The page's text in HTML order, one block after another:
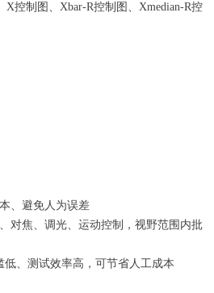
控制图、Xbar-R控制图、Xmedian-R控
、避免人为误差
对焦、调光、运动控制，视野范围内批
、测试效率高，可节省人工成本